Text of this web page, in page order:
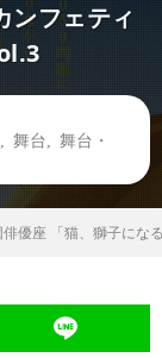
ンフェティ
舞台
舞台・
俳優座 「猫、獅子にな